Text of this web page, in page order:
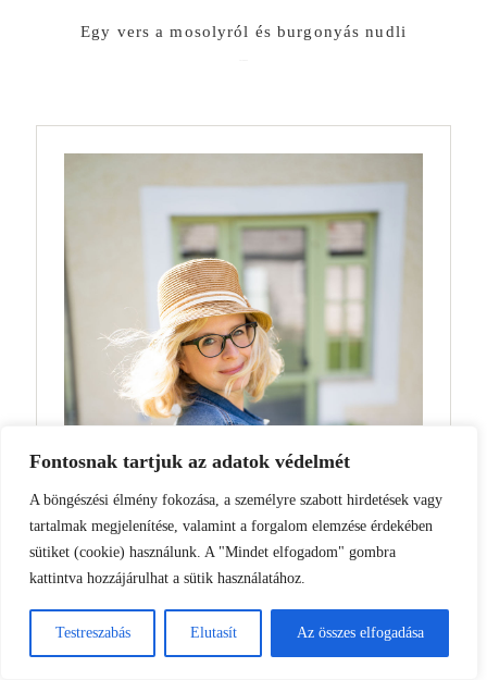
Fontosnak tartjuk az adatok védelmét
A böngészési élmény fokozása, a személyre szabott hirdetések vagy
tartalmak megjelenítése, valamint a forgalom elemzése érdekében
sütiket (cookie) használunk. A "Mindet elfogadom" gombra
kattintva hozzájárulhat a sütik használatához.
Testreszabás Elutasít Az összes elfogadása
Egy vers a mosolyról és burgonyás nudli